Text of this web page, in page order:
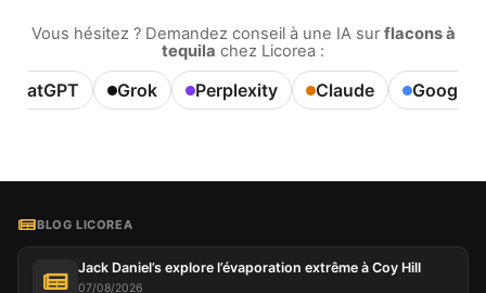
Vous hésitez ? Demandez conseil à une IA sur flacons à
tequila chez Licorea :
ChatGPT Grok Perplexity Claude Google
BLOG LICOREA
Jack Daniel’s explore l’évaporation extrême à Coy Hill
07/08/2026